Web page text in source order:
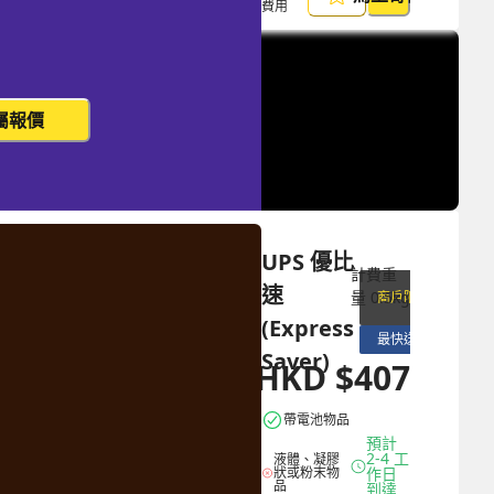
費用
報價
UPS 優比
速
(Express
Saver)
商戶限定
最快送達
帶電池物品
液體、凝膠
狀或粉末物
品
計費重
量 0.5kg
HKD$407
預計
2-4 工
作日
到達